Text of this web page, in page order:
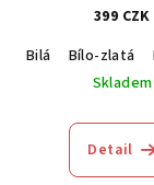
399 CZK
Bilá
Bílo-zlatá
Skladem
Detail